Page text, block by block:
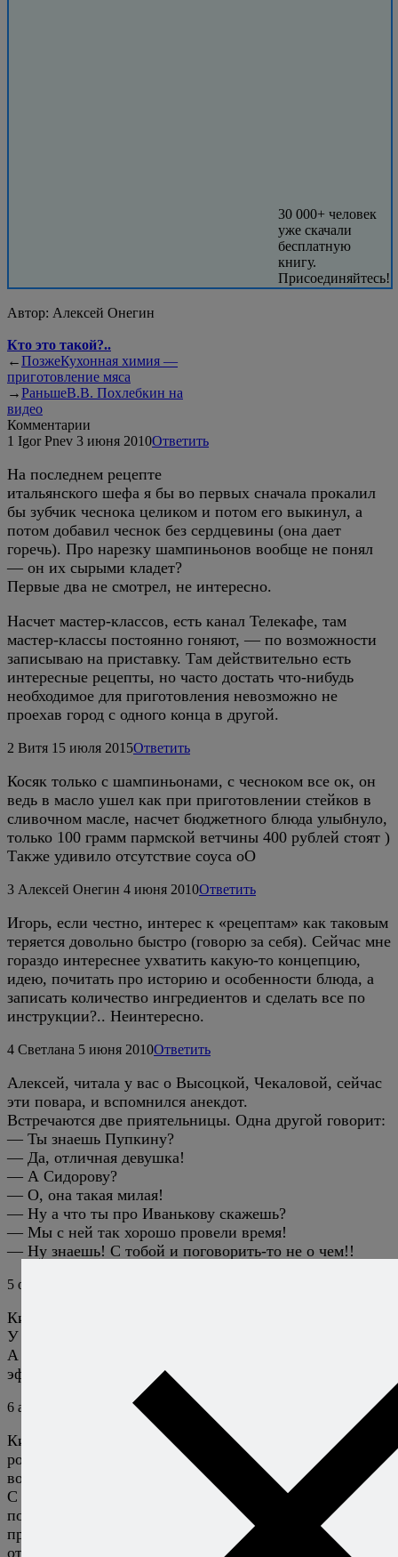
30 000+ человек
уже скачали
бесплатную
книгу.
Присоединяйтесь!
Автор: Алексей Онегин
Кто это такой?..
←ПозжеКухонная химия —
приготовление мяса
→РаньшеВ.В. Похлебкин на
видео
Комментарии
1 Igor Pnev 3 июня 2010Ответить
На последнем рецепте
итальянского шефа я бы во первых сначала прокалил
бы зубчик чеснока целиком и потом его выкинул, а
потом добавил чеснок без сердцевины (она дает
горечь). Про нарезку шампиньонов вообще не понял
— он их сырыми кладет?
Первые два не смотрел, не интересно.
Насчет мастер-классов, есть канал Телекафе, там
мастер-классы постоянно гоняют, — по возможности
записываю на приставку. Там действительно есть
интересные рецепты, но часто достать что-нибудь
необходимое для приготовления невозможно не
проехав город с одного конца в другой.
2 Витя 15 июля 2015Ответить
Косяк только с шампиньонами, с чесноком все ок, он
ведь в масло ушел как при приготовлении стейков в
сливочном масле, насчет бюджетного блюда улыбнуло,
только 100 грамм пармской ветчины 400 рублей стоят )
Также удивило отсутствие соуса оО
3 Алексей Онегин 4 июня 2010Ответить
Игорь, если честно, интерес к «рецептам» как таковым
теряется довольно быстро (говорю за себя). Сейчас мне
гораздо интереснее ухватить какую-то концепцию,
идею, почитать про историю и особенности блюда, а
записать количество ингредиентов и сделать все по
инструкции?.. Неинтересно.
4 Светлана 5 июня 2010Ответить
Алексей, читала у вас о Высоцкой, Чекаловой, сейчас
эти повара, и вспомнился анекдот.
Встречаются две приятельницы. Одна другой говорит:
— Ты знаешь Пупкину?
— Да, отличная девушка!
— А Сидорову?
— О, она такая милая!
— Ну а что ты про Иванькову скажешь?
— Мы с ней так хорошо провели время!
— Ну знаешь! С тобой и поговорить-то не о чем!!
5 oikuméne
Китаец, похоже, ничего новенького не изобрел.
У осминожки глазки жалко стало :)
А вот у итальянца действительно празднично и очень
эффектно.
6 apple Ответить
Китаец самый интересный для меня, правдоподобно
ролик выглядит, зря только он петрушку кучерявую
воткнул в конце, все испортил…
С осминогом понравился обжареный салат. Мне
показалось, что он самого осьминога мало обжарил,
просто плюхнул на овощи и залил вином. Я бы
отдельно из голов сварил соус с вином, а щупальца на